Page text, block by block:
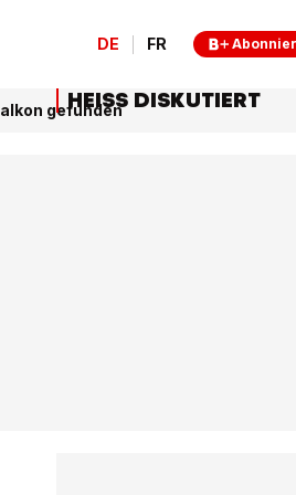
DE FR
gefunden
HEISS DISKUTIERT